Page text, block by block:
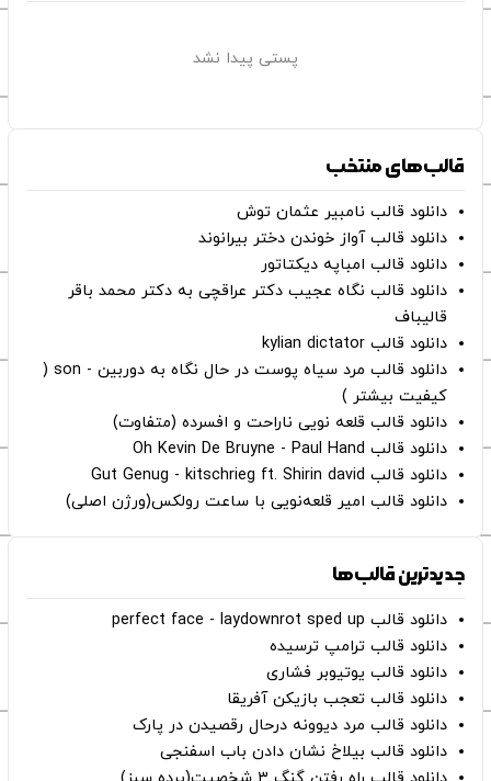
پستی پیدا نشد
قالب‌های منتخب
دانلود قالب نامبیر عثمان ‌توش
دانلود قالب آواز خوندن دختر بیرانوند
دانلود قالب امباپه دیکتاتور
دانلود قالب نگاه عجیب دکتر عراقچی به دکتر محمد باقر
قالیباف
دانلود قالب kylian dictator
دانلود قالب مرد سیاه پوست در حال نگاه به دوربین - son (
کیفیت بیشتر )
دانلود قالب قلعه نویی ناراحت و افسرده (متفاوت)
دانلود قالب Oh Kevin De Bruyne - Paul Hand
دانلود قالب Gut Genug - kitschrieg ft. Shirin david
دانلود قالب امیر قلعه‌نویی با ساعت رولکس(ورژن اصلی)
جدیدترین قالب‌ها
دانلود قالب perfect face - laydownrot sped up
دانلود قالب ترامپ ترسیده
دانلود قالب یوتیوبر فشاری
دانلود قالب تعجب بازیکن آفریقا
دانلود قالب مرد دیوونه درحال رقصیدن در پارک
دانلود قالب بیلاخ نشان دادن باب اسفنجی